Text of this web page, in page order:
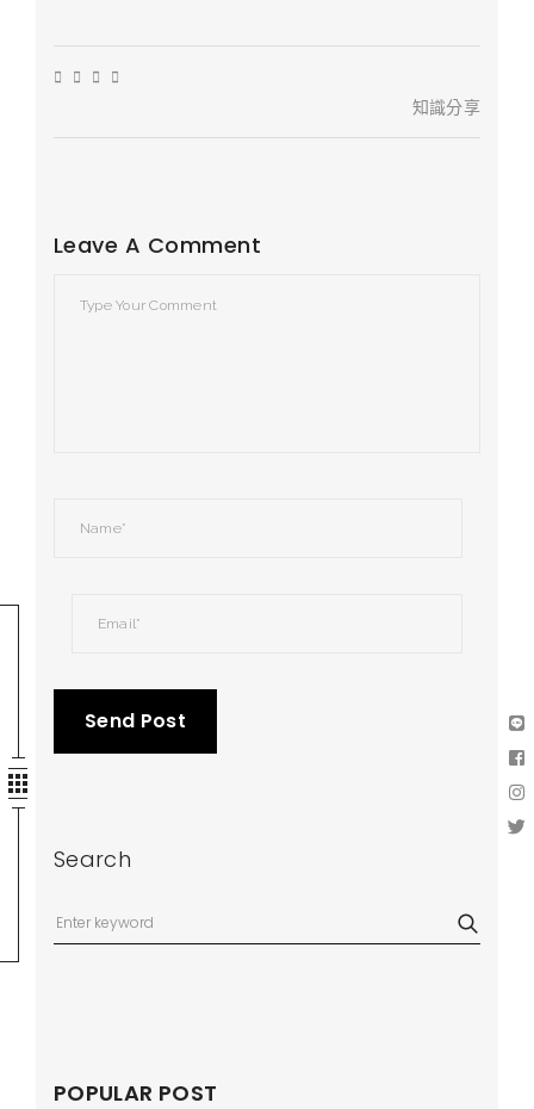
知識分享
Leave A Comment
Search
POPULAR POST